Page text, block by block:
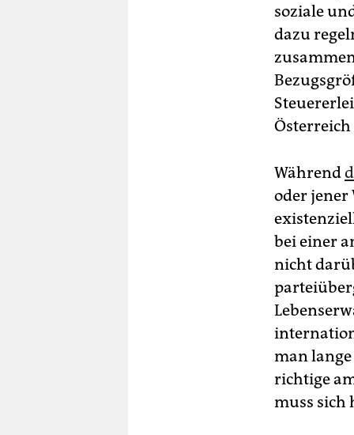
soziale
dazu
Österreich
Während
oder jener
bei einer
nicht
man
richtige
muss sich